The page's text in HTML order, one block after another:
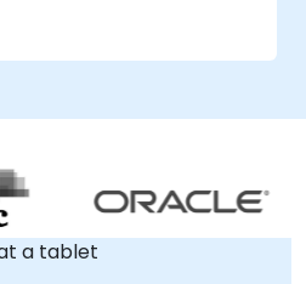
的交互式远程桌面环境进
的团队能够从任何位置实
或我们位于的专用企业中
您的本地咨询合